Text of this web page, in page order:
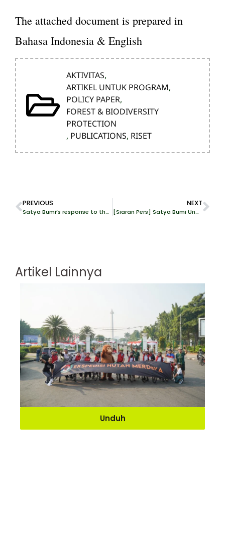
The attached document is prepared in
Bahasa Indonesia & English
AKTIVITAS,
ARTIKEL UNTUK PROGRAM,
POLICY PAPER,
FOREST & BIODIVERSITY
PROTECTION
, PUBLICATIONS, RISET
PREVIOUS
Satya Bumi’s response to the UN Joint Communication’s AL IDN 8/2025 on the massive environmental destruction and the violation of indigenous Bajau people’s lives on Kabaena island, Southeast Sulawesi
NEXT
[Siaran Pers] Satya Bumi Ungkap Bukti Dugaan PLTA Batang Toru & Agincourt Resources sebagai Faktor Pemicu Banjir Bandang di Tapanuli
Artikel Lainnya
Unduh